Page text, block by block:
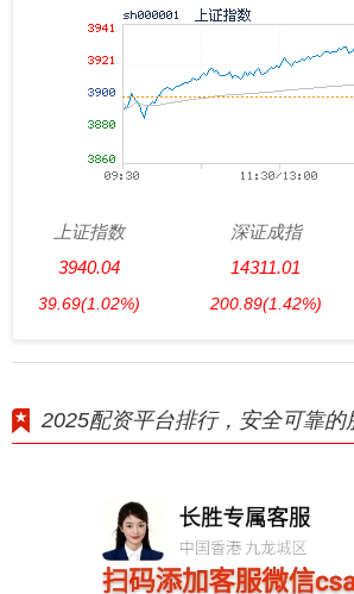
上证指数
3940.04
39.69(1.02%)
深证成指
14311.01
200.89(1.42%)
2025配资平台排行，安全可靠的